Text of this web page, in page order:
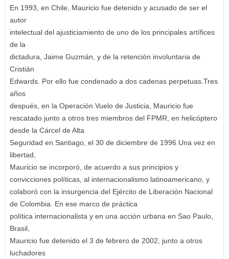
En 1993, en Chile, Mauricio fue detenido y acusado de ser el
autor
intelectual del ajusticiamiento de uno de los principales artífices
de la
dictadura, Jaime Guzmán, y de la retención involuntaria de
Cristián
Edwards. Por ello fue condenado a dos cadenas perpetuas.Tres
años
después, en la Operación Vuelo de Justicia, Mauricio fue
rescatado junto a otros tres miembros del FPMR, en helicóptero
desde la Cárcel de Alta
Seguridad en Santiago, el 30 de diciembre de 1996.Una vez en
libertad,
Mauricio se incorporó, de acuerdo a sus principios y
convicciones políticas, al internacionalismo latinoamericano, y
colaboró con la insurgencia del Ejército de Liberación Nacional
de Colombia. En ese marco de práctica
política internacionalista y en una acción urbana en Sao Paulo,
Brasil,
Mauricio fue detenido el 3 de febrero de 2002, junto a otros
luchadores